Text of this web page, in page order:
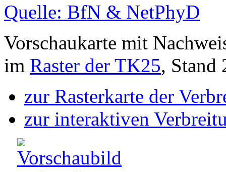
Quelle: BfN & NetPhyD
Vorschaukarte mit
im Raster der TK25, Stand
zur Rasterkarte der
zur interaktiven